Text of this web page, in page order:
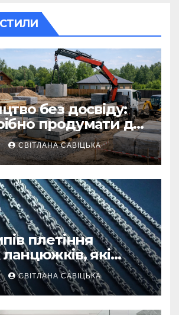
без досвіду:
продумати до
на
СВІТЛАНА САВІЦЬКА
плетіння
ланцюжків, які
СВІТЛАНА САВІЦЬКА